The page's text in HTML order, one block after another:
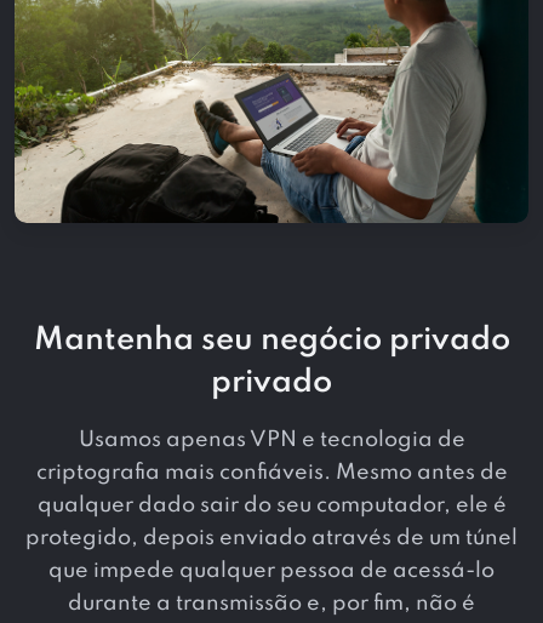
Mantenha seu negócio privado
privado
Usamos apenas VPN e tecnologia de
criptografia mais confiáveis. Mesmo antes de
qualquer dado sair do seu computador, ele é
protegido, depois enviado através de um túnel
que impede qualquer pessoa de acessá-lo
durante a transmissão e, por fim, não é